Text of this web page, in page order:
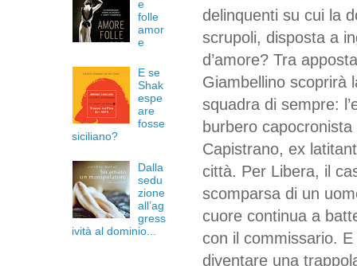
delinquenti su cui la
scrupoli, disposta a
d’amore? Tra
Giambellino scoprirà
squadra di sempre:
burbero
Capistrano, ex
città. Per Libera, il
scomparsa di un
cuore continua a
con il commissario.
diventare una
e
folle
amor
e
E se
Shak
espe
are
fosse
siciliano?
Dalla
sedu
zione
all’ag
gress
ività al dominio...